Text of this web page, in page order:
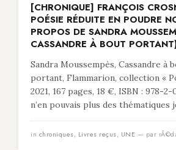
[CHRONIQUE] FRANÇOIS
POÉSIE RÉDUITE EN POUDRE
PROPOS DE SANDRA
CASSANDRE À BOUT
Sandra Moussempès, Cassandre à
portant, Flammarion, collection «
2021, 167 pages, 18 €, ISBN : 978-
n’en pouvais plus des thématiques
in chroniques, Livres reçus, UNE — par